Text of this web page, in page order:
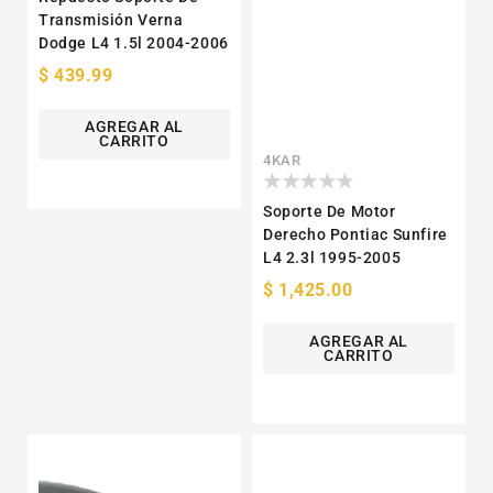
Transmisión Verna
Dodge L4 1.5l 2004-2006
Precio
$ 439.99
AGREGAR AL
CARRITO
Proveedor:
4KAR
Soporte De Motor
Derecho Pontiac Sunfire
L4 2.3l 1995-2005
Precio
$ 1,425.00
AGREGAR AL
CARRITO
De